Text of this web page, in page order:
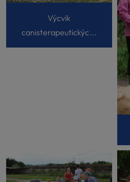
Výcvik
canisterapeutickýc...